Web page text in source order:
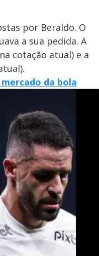
por Beraldo. O
a sua pedida. A
cotação atual) e a
da bola